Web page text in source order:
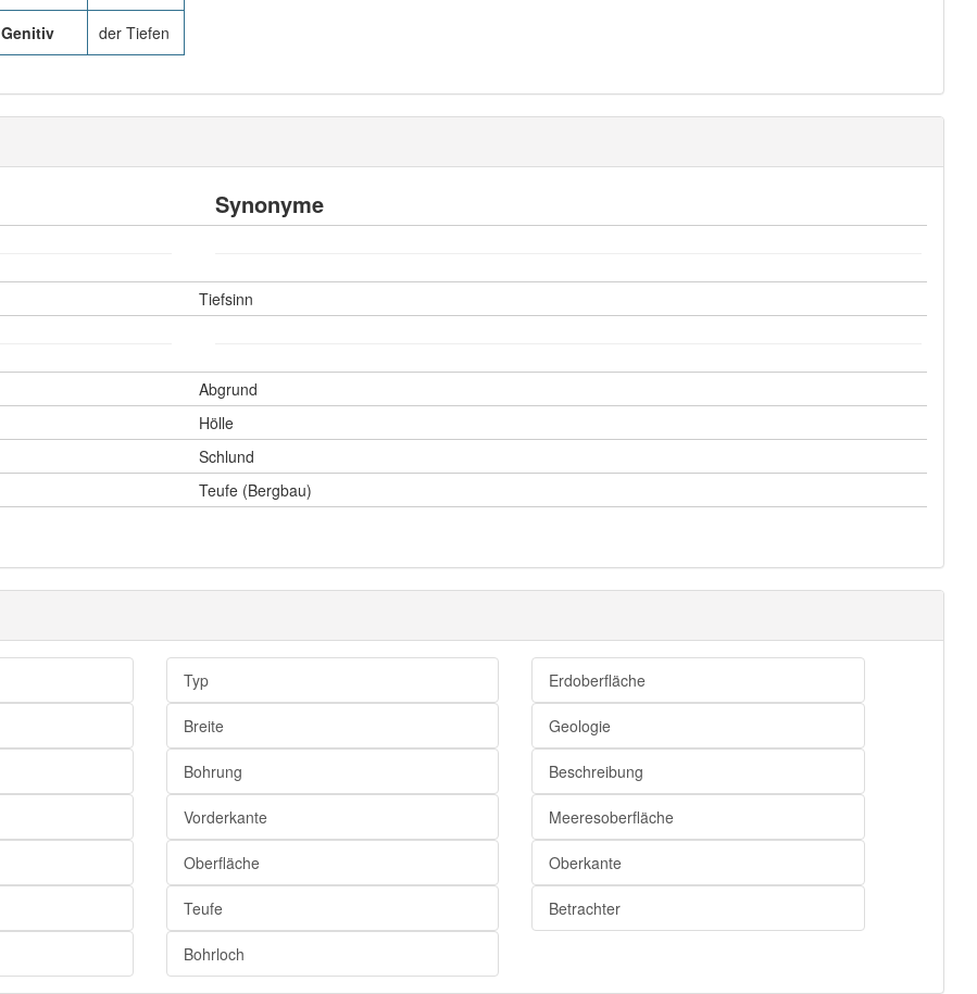
Genitiv der Tiefen
Synonyme
Tiefsinn
Abgrund
Hölle
Schlund
Teufe (Bergbau)
Typ Erdoberfläche
Breite Geologie
Bohrung Beschreibung
Vorderkante Meeresoberfläche
Oberfläche Oberkante
Teufe Betrachter
Bohrloch